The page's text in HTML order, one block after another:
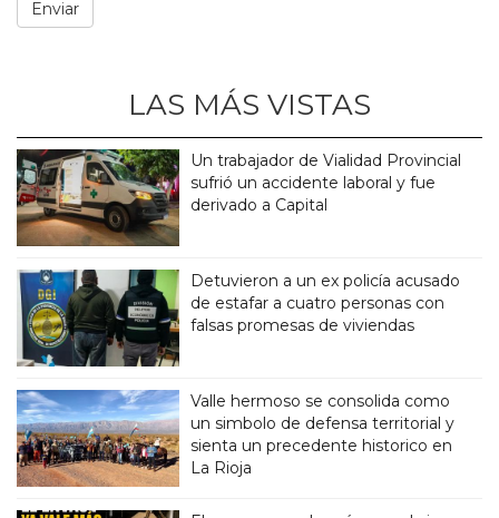
LAS MÁS VISTAS
Un trabajador de Vialidad Provincial
sufrió un accidente laboral y fue
derivado a Capital
Detuvieron a un ex policía acusado
de estafar a cuatro personas con
falsas promesas de viviendas
Valle hermoso se consolida como
un simbolo de defensa territorial y
sienta un precedente historico en
La Rioja